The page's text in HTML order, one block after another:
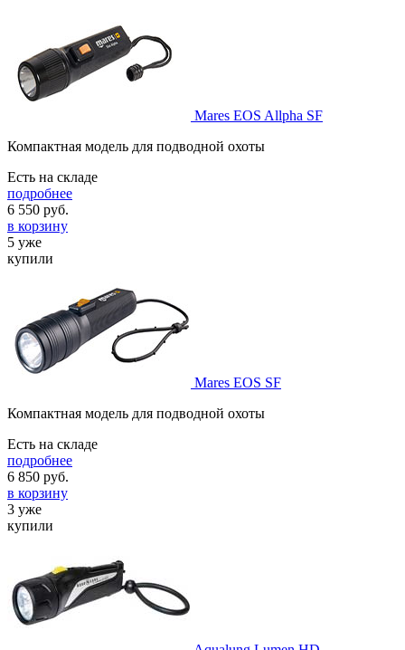
Mares EOS Allpha SF
Компактная модель для подводной охоты
Есть на складе
подробнее
6 550 руб.
в корзину
5 уже
купили
Mares EOS SF
Компактная модель для подводной охоты
Есть на складе
подробнее
6 850 руб.
в корзину
3 уже
купили